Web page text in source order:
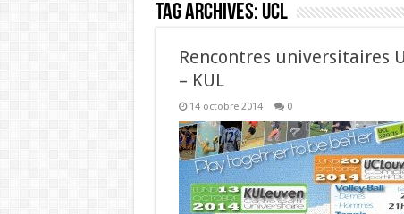
Tag Archives: UCL
Rencontres universitaires
– KUL
14 octobre 2014 0